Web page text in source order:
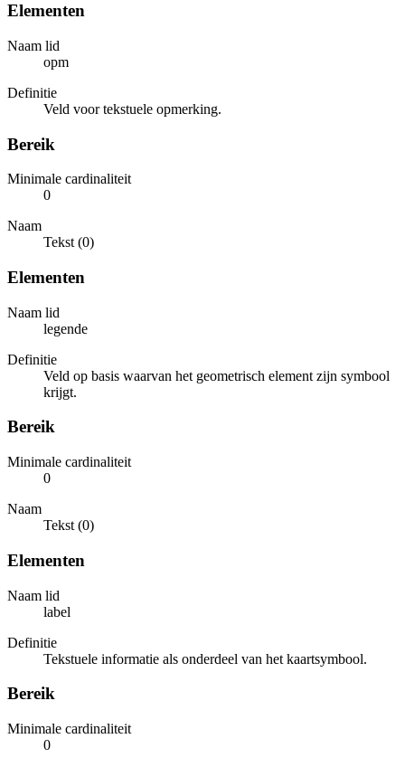
Elementen
Naam lid
opm
Definitie
Veld voor tekstuele opmerking.
Bereik
Minimale cardinaliteit
0
Naam
Tekst (0)
Elementen
Naam lid
legende
Definitie
Veld op basis waarvan het geometrisch element zijn symbool
krijgt.
Bereik
Minimale cardinaliteit
0
Naam
Tekst (0)
Elementen
Naam lid
label
Definitie
Tekstuele informatie als onderdeel van het kaartsymbool.
Bereik
Minimale cardinaliteit
0